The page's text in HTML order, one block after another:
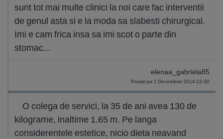
sunt tot mai multe clinici la noi care fac interventii
de genul asta si e la moda sa slabesti chirurgical.
Imi e cam frica insa sa imi scot o parte din
stomac...
elenaa_gabriela85
Postat pe 1 Decembrie 2014 12:30
O colega de servici, la 35 de ani avea 130 de
kilograme, inaltime 1.65 m. Pe langa
considerentele estetice, nicio dieta neavand